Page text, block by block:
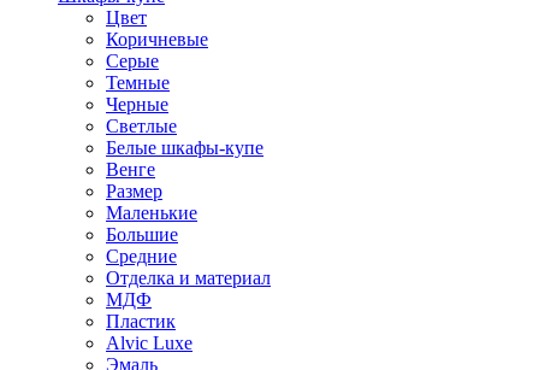
Цвет
Коричневые
Серые
Темные
Черные
Светлые
Белые шкафы-купе
Венге
Размер
Маленькие
Большие
Средние
Отделка и материал
МДФ
Пластик
Alvic Luxe
Эмаль